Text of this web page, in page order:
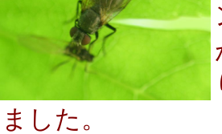
した。